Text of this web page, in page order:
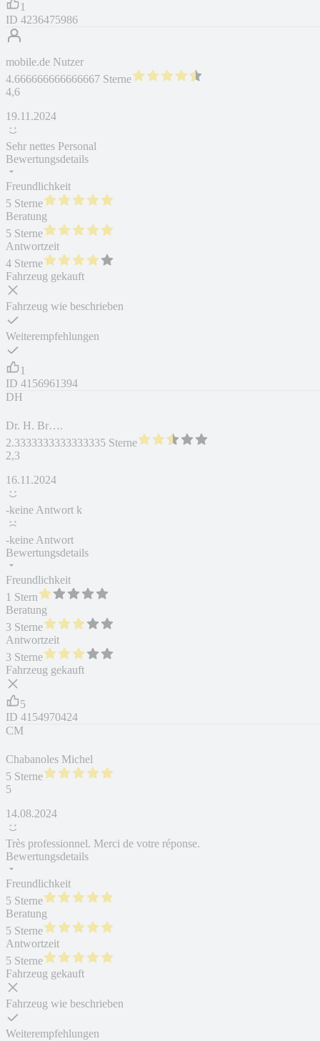
1
ID 4236475986
mobile.de Nutzer
4.666666666666667 Sterne
4,6
19.11.2024
Sehr nettes Personal
Bewertungsdetails
Freundlichkeit
5 Sterne
Beratung
5 Sterne
Antwortzeit
4 Sterne
Fahrzeug gekauft
Fahrzeug wie beschrieben
Weiterempfehlungen
1
ID 4156961394
DH
Dr. H. Br….
2.3333333333333335 Sterne
2,3
16.11.2024
-keine Antwort k
-keine Antwort
Bewertungsdetails
Freundlichkeit
1 Stern
Beratung
3 Sterne
Antwortzeit
3 Sterne
Fahrzeug gekauft
5
ID 4154970424
CM
Chabanoles Michel
5 Sterne
5
14.08.2024
Très professionnel. Merci de votre réponse.
Bewertungsdetails
Freundlichkeit
5 Sterne
Beratung
5 Sterne
Antwortzeit
5 Sterne
Fahrzeug gekauft
Fahrzeug wie beschrieben
Weiterempfehlungen